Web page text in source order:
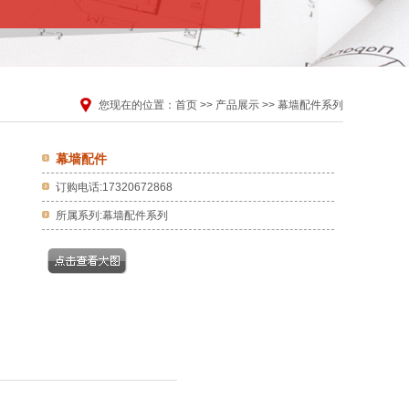
您现在的位置： 首页 >> 产品展示 >> 幕墙配件系列
幕墙配件
订购电话:17320672868
所属系列:幕墙配件系列